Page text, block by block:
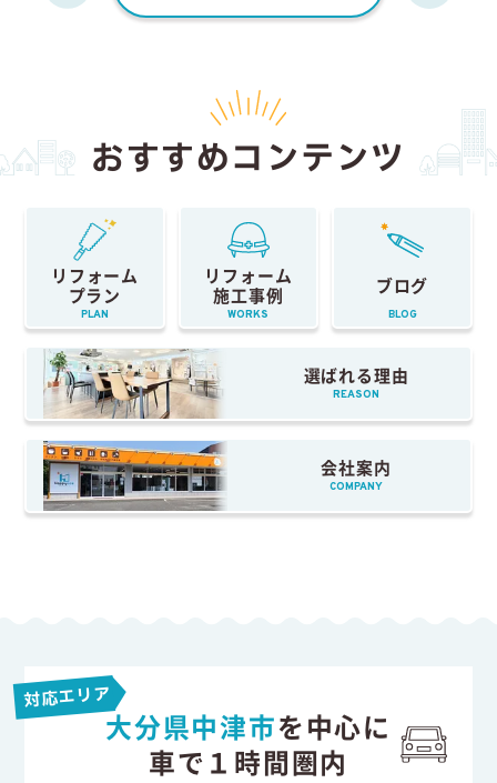
おすすめコンテンツ
リフォーム
プラン
PLAN
リフォーム
施工事例
WORKS
ブログ
BLOG
選ばれる理由
REASON
会社案内
COMPANY
対応エリア
大分県中津市を中心に
車で１時間圏内